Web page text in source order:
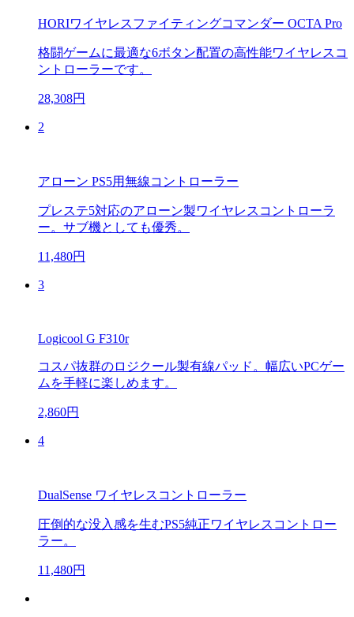
HORIワイヤレスファイティングコマンダー OCTA Pro
格闘ゲームに最適な6ボタン配置の高性能ワイヤレスコ
ントローラーです。
28,308円
2
アローン PS5用無線コントローラー
プレステ5対応のアローン製ワイヤレスコントローラ
ー。サブ機としても優秀。
11,480円
3
Logicool G F310r
コスパ抜群のロジクール製有線パッド。幅広いPCゲー
ムを手軽に楽しめます。
2,860円
4
DualSense ワイヤレスコントローラー
圧倒的な没入感を生むPS5純正ワイヤレスコントロー
ラー。
11,480円